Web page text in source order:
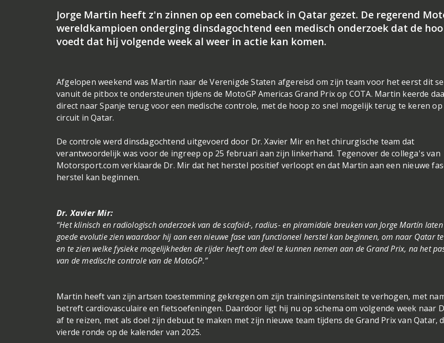
Jorge Martin heeft z'n zinnen op een comeback in Qatar gezet. De regerend
wereldkampioen onderging dinsdagochtend een medisch onderzoek dat de
voedt dat hij volgende week al weer in actie kan komen.
Afgelopen weekend was Martin naar de Verenigde Staten afgereisd om zijn team voor het eerst dit
vanuit de pitbox te ondersteunen tijdens de MotoGP Americas Grand Prix op COTA. Martin keerde
direct naar Spanje terug voor een medische controle, met de hoop zo snel mogelijk terug te keren
circuit in Qatar.
De controle werd dinsdagochtend uitgevoerd door Dr. Xavier Mir en het chirurgische team dat
verantwoordelijk was voor de ingreep op 25 februari aan zijn linkerhand. Tegenover de collega's van
Motorsport.com verklaarde Dr. Mir dat het herstel positief verloopt en dat Martin aan een nieuwe
herstel kan beginnen.
Dr. Xavier Mir:
“Het klinisch en radiologisch onderzoek van de scafoïd-, radius- en piramidale breuken van Jorge Martín
goede evolutie zien waardoor hij aan een nieuwe fase van functioneel herstel kan beginnen, om naar Qatar
en te zien welke fysieke mogelijkheden de rijder heeft om deel te kunnen nemen aan de Grand Prix, na het
van de medische controle van de MotoGP.”
Martin heeft van zijn artsen toestemming gekregen om zijn trainingsintensiteit te verhogen, met
betreft cardiovasculaire en fietsoefeningen. Daardoor ligt hij nu op schema om volgende week naar
af te reizen, met als doel zijn debuut te maken met zijn nieuwe team tijdens de Grand Prix van Qatar,
vierde ronde op de kalender van 2025.